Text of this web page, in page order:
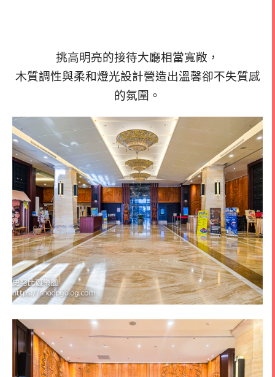
挑高明亮的接待大廳相當寬敞，
木質調性與柔和燈光設計營造出溫馨卻不失質感
的氛圍。